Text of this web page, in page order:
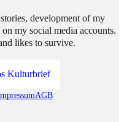
development of my
my social media accounts.
likes to survive.
Kulturbrief
AGB